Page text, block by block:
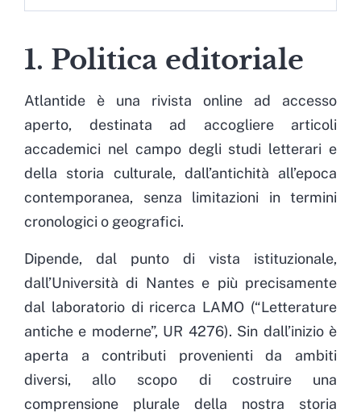
1. Politica editoriale
Atlantide è una rivista online ad accesso
aperto, destinata ad accogliere articoli
accademici nel campo degli studi letterari e
della storia culturale, dall’antichità all’epoca
contemporanea, senza limitazioni in termini
cronologici o geografici.
Dipende, dal punto di vista istituzionale,
dall’Università di Nantes e più precisamente
dal laboratorio di ricerca LAMO (“Letterature
antiche e moderne”, UR 4276). Sin dall’inizio è
aperta a contributi provenienti da ambiti
diversi, allo scopo di costruire una
comprensione plurale della nostra storia